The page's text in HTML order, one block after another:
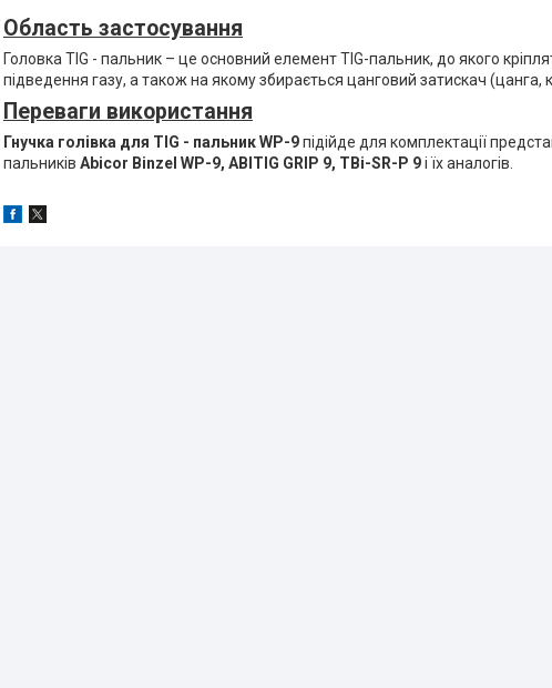
Область застосування
Головка TIG - пальник – це основний елемент TIG-пальник, до якого
підведення газу, а також на якому збирається цанговий затискач (цанга,
Переваги використання
Гнучка голівка для TIG - пальник WP-9підійде для комплектації
пальників Abicor Binzel WP-9, ABITIG GRIP 9, TBi-SR-P 9і їх аналогів.